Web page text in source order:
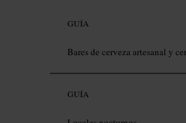
GUÍA
Bares de cerveza artesanal y
GUÍA